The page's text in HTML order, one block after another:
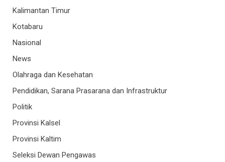
Kalimantan Timur
Kotabaru
Nasional
News
Olahraga dan Kesehatan
Pendidikan, Sarana Prasarana dan Infrastruktur
Politik
Provinsi Kalsel
Provinsi Kaltim
Seleksi Dewan Pengawas